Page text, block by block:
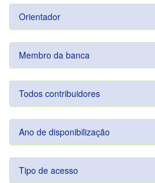
Orientador
Membro da banca
Todos contribuidores
Ano de disponibilização
Tipo de acesso